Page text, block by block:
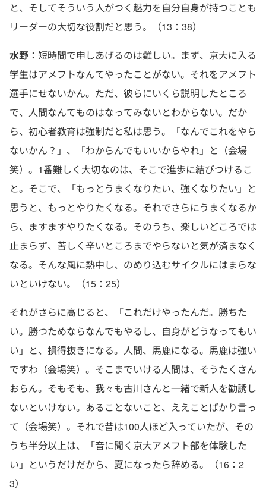
と、そしてそういう人がつく魅力を自分自身が持つことも
リーダーの大切な役割だと思う。（13：38）
水野 ：短時間で申しあげるのは難しい。まず、京大に入る
学生はアメフトなんてやったことがない。それをアメフト
選手にせないかん。ただ、彼らにいくら説明したところ
で、人間なんてものはなってみないとわからない。だか
ら、初心者教育は強制だと私は思う。「なんでこれをやら
ないかん？」、「わからんでもいいからやれ」と（会場
笑）。1番難しく大切なのは、そこで進歩に結びつけるこ
と。そこで、「もっとうまくなりたい、強くなりたい」と
思うと、もっとやりたくなる。それでさらにうまくなるか
ら、ますますやりたくなる。そのうち、楽しいどころでは
止まらず、苦しく辛いところまでやらないと気が済まなく
なる。そんな風に熱中し、のめり込むサイクルにはまらな
いといけない。（15：25）
それがさらに高じると、「これだけやったんだ。勝ちた
い。勝つためならなんでもやるし、自身がどうなってもい
い」と、損得抜きになる。人間、馬鹿になる。馬鹿は強い
ですわ（会場笑）。そこまでいける人間は、そうたくさん
おらん。そもそも、我々も古川さんと一緒で新人を勧誘し
ないといけない。あることないこと、ええことばかり言っ
て（会場笑）。それで昔は100人ほど入っていたが、その
うち半分以上は、「音に聞く京大アメフト部を体験した
い」というだけだから、夏になったら辞める。（16：2
3）